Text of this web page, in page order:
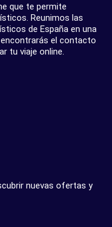
que te permite
Reunimos las
de España en una
el contacto
tu viaje online.
nuevas ofertas y